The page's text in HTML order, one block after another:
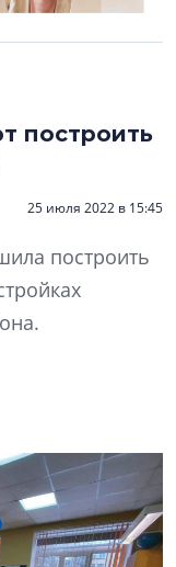
построить
25 июля 2022 в 15:45
построить